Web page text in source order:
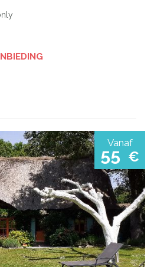
Vanaf
55 €